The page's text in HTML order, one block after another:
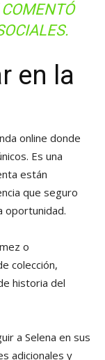
COMENTÓ
en la
online donde
Es una
están
que seguro
oportunidad.
o
colección,
historia del
a Selena en sus
adicionales y